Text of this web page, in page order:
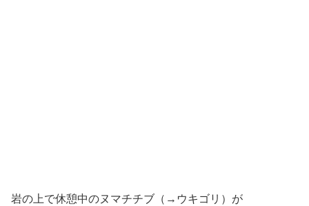
岩の上で休憩中のヌマチチブ（→ウキゴリ）が